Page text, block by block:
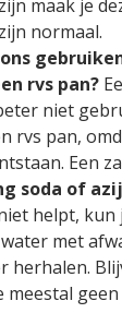
maak je
normaal.
rvs pan?
niet
rvs pan,
Een
soda of
helpt,
met
herhalen.
meestal